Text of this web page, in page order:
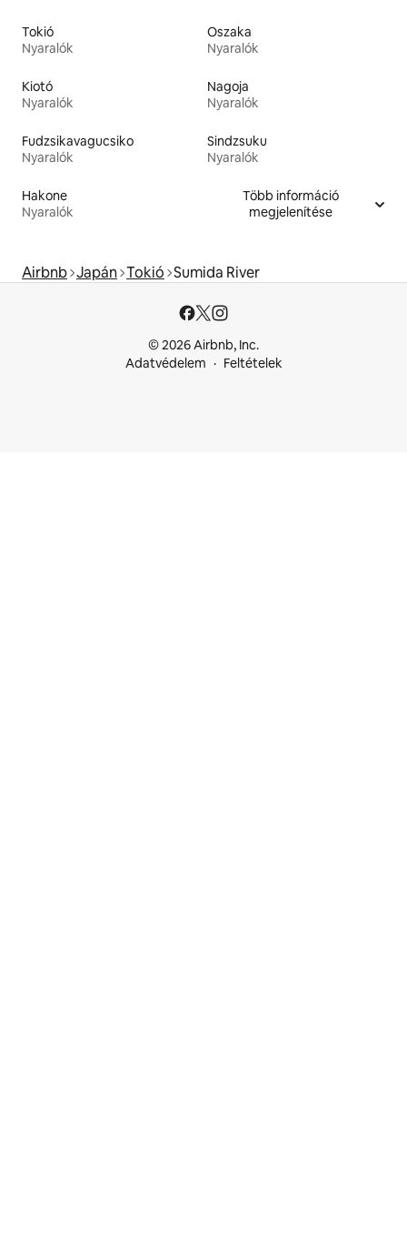
Tokió
Nyaralók
Oszaka
Nyaralók
Kiotó
Nyaralók
Nagoja
Nyaralók
Fudzsikavagucsiko
Nyaralók
Sindzsuku
Nyaralók
Hakone
Nyaralók
Több információ
megjelenítése
Airbnb Japán Tokió Sumida River
© 2026 Airbnb, Inc.
Adatvédelem
Feltételek